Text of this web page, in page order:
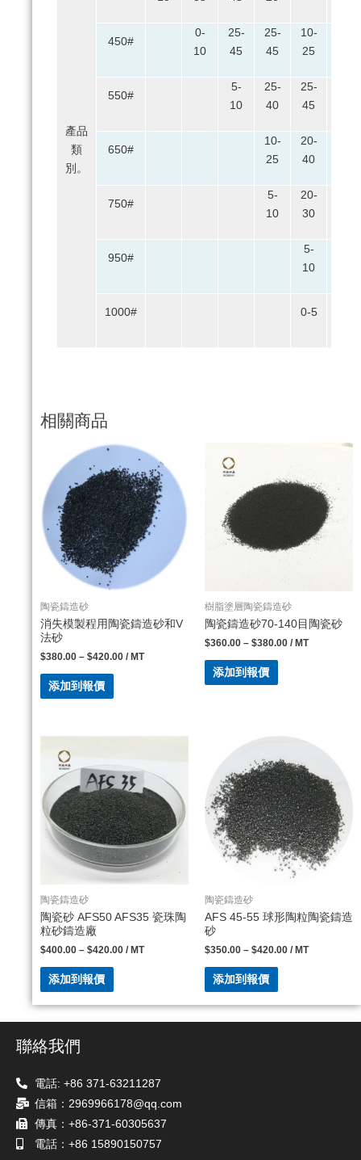
產品
類
別。
450#
0-
10
25-
45
25-
45
10-
25
550#
5-
10
25-
40
25-
45
650#
10-
25
20-
40
750#
5-
10
20-
30
950#
5-
10
1000# 0-5
相關商品
陶瓷鑄造砂
消失模製程用陶瓷鑄造砂和V
法砂
$380.00 – $420.00 / MT
添加到報價
樹脂塗層陶瓷鑄造砂
陶瓷鑄造砂70-140目陶瓷砂
$360.00 – $380.00 / MT
添加到報價
陶瓷鑄造砂
陶瓷砂 AFS50 AFS35 瓷珠陶
粒砂鑄造廠
$400.00 – $420.00 / MT
添加到報價
陶瓷鑄造砂
AFS 45-55 球形陶粒陶瓷鑄造
砂
$350.00 – $420.00 / MT
添加到報價
聯絡我們
電話: +86 371-63211287
信箱：2969966178@qq.com
傳真：+86-371-60305637
電話：+86 15890150757